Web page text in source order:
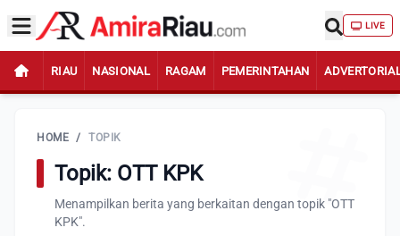
LIVE
RIAU NASIONAL RAGAM PEMERINTAHAN
HOME / TOPIK
Topik: OTT KPK
Menampilkan berita yang berkaitan dengan topik "OTT
KPK".